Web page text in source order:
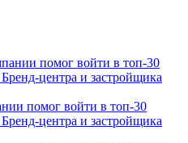
помог войти в топ-30
центра и застройщика